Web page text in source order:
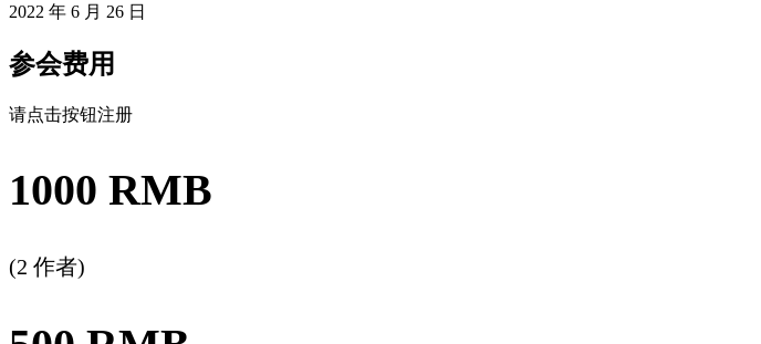
2022 年 6 月 26 日
参会费用
请点击按钮注册
1000 RMB
(2 作者)